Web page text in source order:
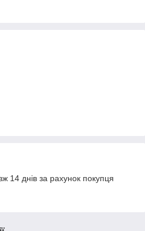
14 днів за рахунок покупця